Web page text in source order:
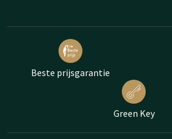
Beste prijsgarantie
Green Key